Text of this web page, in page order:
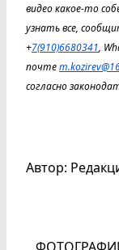
видео какое-то
узнать все,
+7(910)6680341,
почте
согласно
Автор: